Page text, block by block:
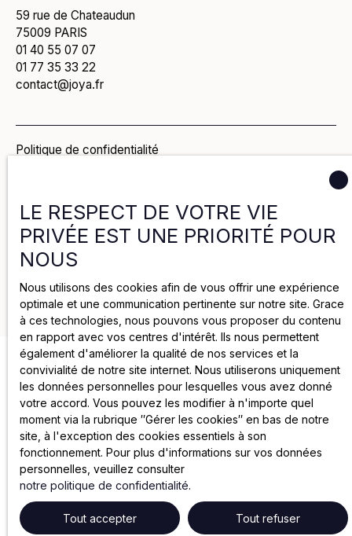
59 rue de Chateaudun
75009 PARIS
01 40 55 07 07
01 77 35 33 22
contact@joya.fr
Politique de confidentialité
Mentions légales
2025 par Groupe Joya
LE RESPECT DE VOTRE VIE
PRIVÉE EST UNE PRIORITÉ POUR
NOUS
Nous utilisons des cookies afin de vous offrir une expérience
optimale et une communication pertinente sur notre site. Grace
à ces technologies, nous pouvons vous proposer du contenu
en rapport avec vos centres d'intérêt. Ils nous permettent
également d'améliorer la qualité de nos services et la
convivialité de notre site internet. Nous utiliserons uniquement
les données personnelles pour lesquelles vous avez donné
votre accord. Vous pouvez les modifier à n'importe quel
moment via la rubrique ″Gérer les cookies″ en bas de notre
site, à l'exception des cookies essentiels à son
fonctionnement. Pour plus d'informations sur vos données
personnelles, veuillez consulter
notre politique de confidentialité.
Tout accepter Tout refuser